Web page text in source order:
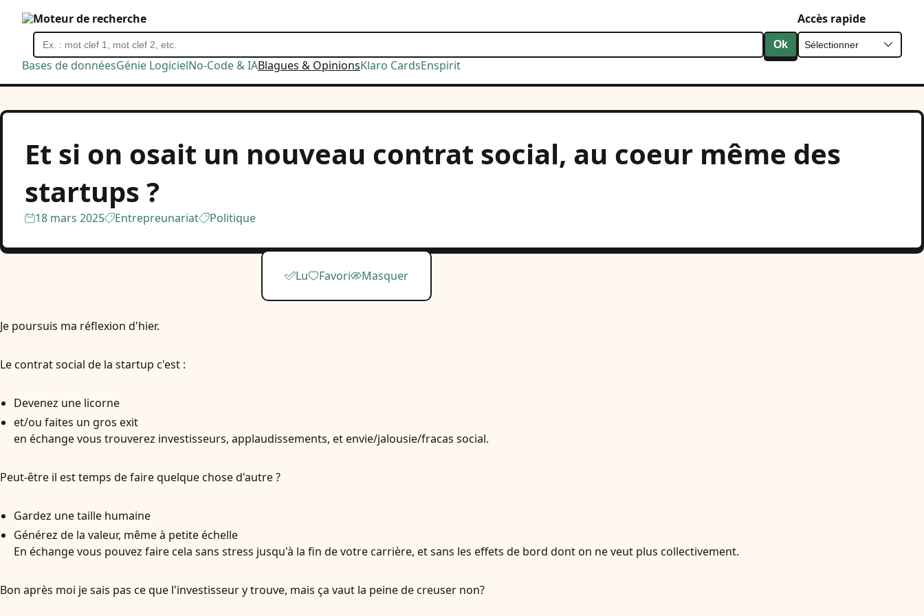
Bases de donnéesGénie LogicielNo-Code & IABlagues & OpinionsKlaro CardsEnspirit
Moteur de recherche
Ok
Accès rapide
Et si on osait un nouveau contrat social, au coeur même des
startups ?
18 mars 2025 Entrepreunariat Politique
Lu Favori Masquer
Je poursuis ma réflexion d'hier.
Le contrat social de la startup c'est :
Devenez une licorne
et/ou faites un gros exit
en échange vous trouverez investisseurs, applaudissements, et envie/jalousie/fracas social.
Peut-être il est temps de faire quelque chose d'autre ?
Gardez une taille humaine
Générez de la valeur, même à petite échelle
En échange vous pouvez faire cela sans stress jusqu'à la fin de votre carrière, et sans les effets de bord dont on ne veut plus collectivement.
Bon après moi je sais pas ce que l'investisseur y trouve, mais ça vaut la peine de creuser non?